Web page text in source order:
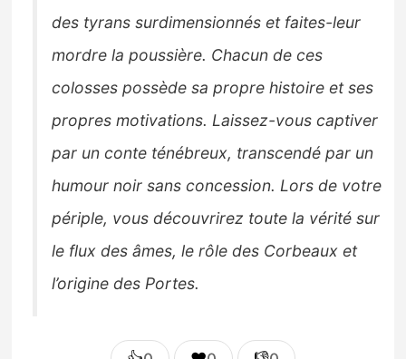
des tyrans surdimensionnés et faites-leur
mordre la poussière. Chacun de ces
colosses possède sa propre histoire et ses
propres motivations. Laissez-vous captiver
par un conte ténébreux, transcendé par un
humour noir sans concession. Lors de votre
périple, vous découvrirez toute la vérité sur
le flux des âmes, le rôle des Corbeaux et
l’origine des Portes.